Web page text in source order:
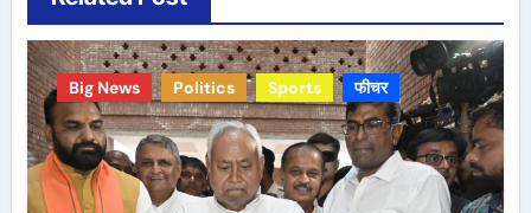
Big News Politics Sports फीचर